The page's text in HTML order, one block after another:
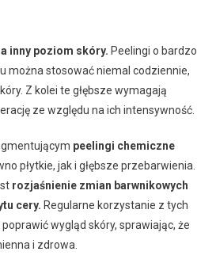
inny poziom skóry. Peelingi o bardzo
można stosować niemal codziennie,
Z kolei te głębsze wymagają
ze względu na ich intensywność.
peelingi chemiczne
płytkie, jak i głębsze przebarwienia.
rozjaśnienie zmian barwnikowych
cery. Regularne korzystanie z tych
wygląd skóry, sprawiając, że
i zdrowa.